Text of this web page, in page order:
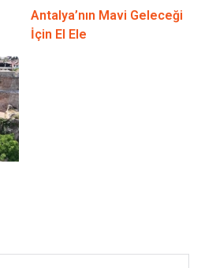
Antalya’nın Mavi Geleceği
İçin El Ele